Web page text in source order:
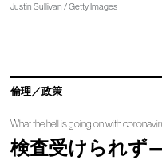
Justin Sullivan / Getty Images
倫理／政策
What the hell is going on with
検査受けられず